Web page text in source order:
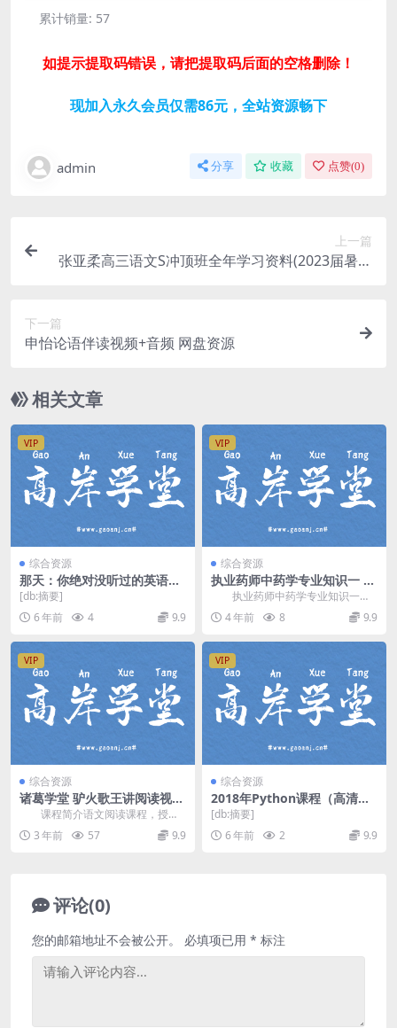
累计销量: 57
如提示提取码错误，请把提取码后面的空格删除！
现加入永久会员仅需86元，全站资源畅下
admin 分享 收藏 点赞(0)
上一篇
张亚柔高三语文S冲顶班全年学习资料(2023届暑秋
下一篇
申怡论语伴读视频+音频 网盘资源
相关文章
VIP
综合资源
那天：你绝对没听过的英语学
习法：让你不再死背单词语法
学上瘾 mp4视频 百度网盘
[db:摘要]
6 年前
4 9.9
VIP
综合资源
执业药师中药学专业知识一 20
19应试技巧班 百度网盘分享
执业药师中药学专业知识一，2
019应试技巧班，百度网盘执业药
师中药课程2.8...
4 年前 8 9.9
VIP
综合资源
诸葛学堂 驴火歌王讲阅读视频
课程(41讲 含电子书)
课程简介语文阅读课程，授课
老师 邵鑫，适合5-9年级同学，从4
个方面解析预读...
3 年前 57 9.9
VIP
综合资源
2018年Python课程（高清打
包）百度网盘
[db:摘要]
6 年前
2 9.9
评论(0)
您的邮箱地址不会被公开。 必填项已用 * 标注